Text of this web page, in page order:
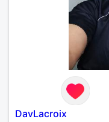
DavLacroix